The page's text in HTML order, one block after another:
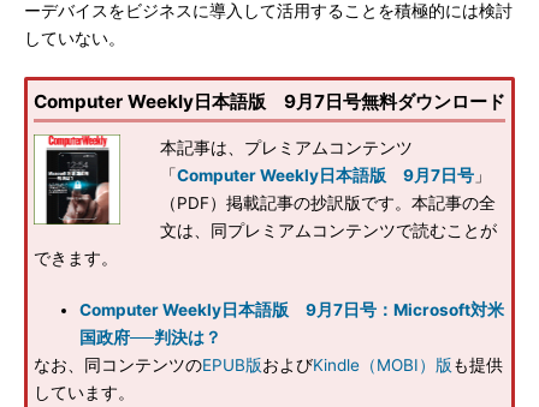
ーデバイスをビジネスに導入して活用することを積極的には検討
していない。
Computer Weekly日本語版 9月7日号無料ダウンロード
本記事は、プレミアムコンテンツ
「Computer Weekly日本語版 9月7日号 」
（PDF）掲載記事の抄訳版です。本記事の全
文は、同プレミアムコンテンツで読むことが
できます。
Computer Weekly日本語版 9月7日号：Microsoft対米
国政府──判決は？
なお、同コンテンツのEPUB版およびKindle（MOBI）版も提供
しています。